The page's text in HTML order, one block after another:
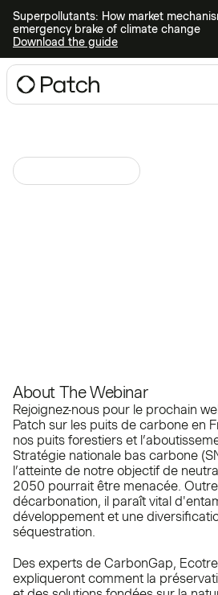
Superpollutants: How market
emergency brake of climate change
Download the guide
About The Webinar
Rejoignez-nous pour le prochain
Patch sur les puits de carbone en
nos puits forestiers et
Stratégie nationale bas carbone
l’atteinte de notre objectif de
2050 pourrait être menacée.
décarbonation, il paraît vital
développement et une
séquestration.
Des experts de CarbonGap,
expliqueront comment la